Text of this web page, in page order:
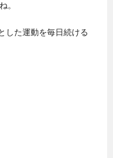
。
た運動を毎日続ける